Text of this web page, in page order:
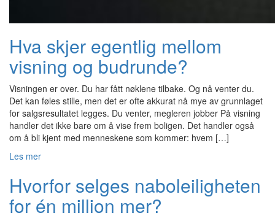
Hva skjer egentlig mellom
visning og budrunde?
Visningen er over. Du har fått nøklene tilbake. Og nå venter du.
Det kan føles stille, men det er ofte akkurat nå mye av grunnlaget
for salgsresultatet legges. Du venter, megleren jobber På visning
handler det ikke bare om å vise frem boligen. Det handler også
om å bli kjent med menneskene som kommer: hvem […]
Les mer
Hvorfor selges naboleiligheten
for én million mer?